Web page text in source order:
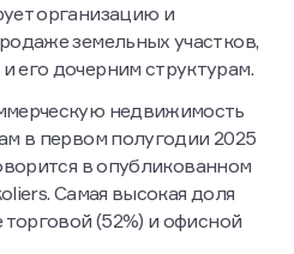
организацию и
земельных участков,
его дочерним структурам.
недвижимость
в первом полугодии 2025
в опубликованном
Самая высокая доля
торговой (52%) и офисной